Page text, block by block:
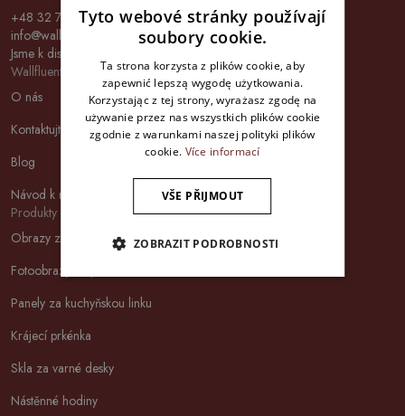
+48 32 700 37 99
info@wallfluent.cz
Jsme k dispozici Po - Pá 08:00 - 16:00 hod.
Wallfluent
O nás
Kontaktujte nás
Blog
Návod k montáži
Produkty
Obrazy ze skla
Fotoobrazy na plátně
Panely za kuchyňskou linku
Krájecí prkénka
Skla za varné desky
Nástěnné hodiny
Tyto webové stránky používají
soubory cookie.
Ta strona korzysta z plików cookie, aby
zapewnić lepszą wygodę użytkowania.
Korzystając z tej strony, wyrażasz zgodę na
używanie przez nas wszystkich plików cookie
zgodnie z warunkami naszej polityki plików
cookie. Více informací
VŠE PŘIJMOUT
ZOBRAZIT PODROBNOSTI